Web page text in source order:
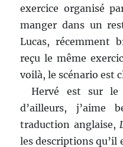
exercice organisé
manger dans un
Lucas, récemment
reçu le même
voilà, le scénario est
Hervé est sur le
d’ailleurs, j’aime
traduction anglaise,
les descriptions